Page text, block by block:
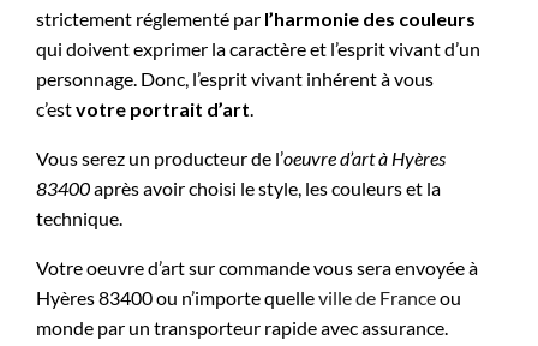
strictement réglementé par l’harmonie des couleurs
qui doivent exprimer la caractère et l’esprit vivant d’un
personnage. Donc, l’esprit vivant inhérent à vous
c’estvotre portrait d’art.
Vous serez un producteur de l’oeuvre d’art à Hyères
83400après avoir choisi le style, les couleurs et la
technique.
Votre oeuvre d’art sur commande vous sera envoyée à
Hyères 83400 ou n’importe quelleville de Franceou
monde par un transporteur rapide avec assurance.